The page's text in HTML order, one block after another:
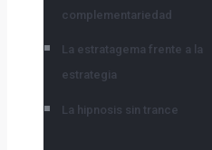
complementariedad
La estratagema frente a la
estrategia
La hipnosis sin trance